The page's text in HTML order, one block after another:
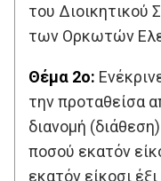
του Διοικητικού
των Ορκωτών
Θέμα 2ο:
την προταθείσα
διανομή
ποσού εκατόν
εκατόν είκοσι